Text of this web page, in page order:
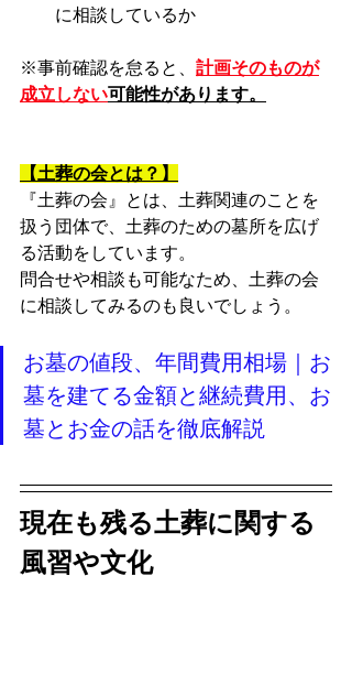
に相談しているか
※事前確認を怠ると、 計画そのものが
成立しない可能性があります。
【土葬の会とは？】
『土葬の会』とは、土葬関連のことを
扱う団体で、土葬のための墓所を広げ
る活動をしています。
問合せや相談も可能なため、土葬の会
に相談してみるのも良いでしょう。
お墓の値段、年間費用相場｜お
墓を建てる金額と継続費用、お
墓とお金の話を徹底解説
現在も残る土葬に関する
風習や文化